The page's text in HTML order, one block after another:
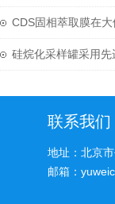
中的“神奇工具”
CDS固相萃取膜在
品前处理中的技术应
硅烷化采样罐采用先
联系我们
地址：北京
邮箱：